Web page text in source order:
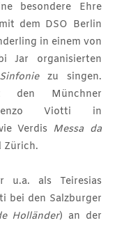
besondere Ehre
dem DSO Berlin
in einem von
Jar organisierten
zu singen.
Münchner
Viotti in
Verdis Messa da
Zürich.
u.a. als Teiresias
bei den Salzburger
Holländer) an der